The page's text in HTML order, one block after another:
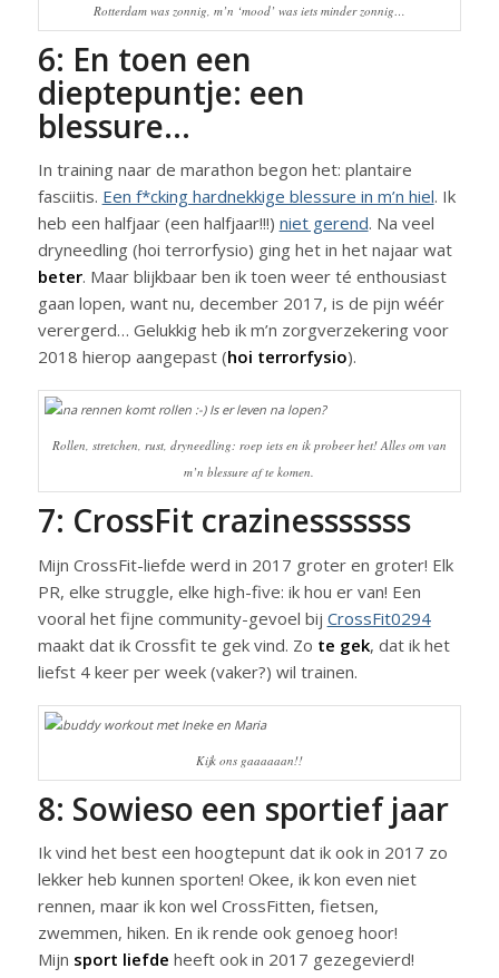
Rotterdam was zonnig, m’n ‘mood’ was iets minder zonnig…
6: En toen een
dieptepuntje: een
blessure…
In training naar de marathon begon het: plantaire
fasciitis. Een f*cking hardnekkige blessure in m’n hiel. Ik
heb een halfjaar (een halfjaar!!!) niet gerend. Na veel
dryneedling (hoi terrorfysio) ging het in het najaar wat
beter. Maar blijkbaar ben ik toen weer té enthousiast
gaan lopen, want nu, december 2017, is de pijn wéér
verergerd… Gelukkig heb ik m’n zorgverzekering voor
2018 hierop aangepast (hoi terrorfysio).
Rollen, stretchen, rust, dryneedling: roep iets en ik probeer het! Alles om van
m’n blessure af te komen.
7: CrossFit crazinesssssss
Mijn CrossFit-liefde werd in 2017 groter en groter! Elk
PR, elke struggle, elke high-five: ik hou er van! Een
vooral het fijne community-gevoel bij CrossFit0294
maakt dat ik Crossfit te gek vind. Zo te gek, dat ik het
liefst 4 keer per week (vaker?) wil trainen.
Kijk ons gaaaaaan!!
8: Sowieso een sportief jaar
Ik vind het best een hoogtepunt dat ik ook in 2017 zo
lekker heb kunnen sporten! Okee, ik kon even niet
rennen, maar ik kon wel CrossFitten, fietsen,
zwemmen, hiken. En ik rende ook genoeg hoor!
Mijn sport liefde heeft ook in 2017 gezegevierd!